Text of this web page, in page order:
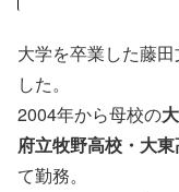
大学を卒業した藤
した。
2004年から母校の
府立牧野高校・大
て勤務。